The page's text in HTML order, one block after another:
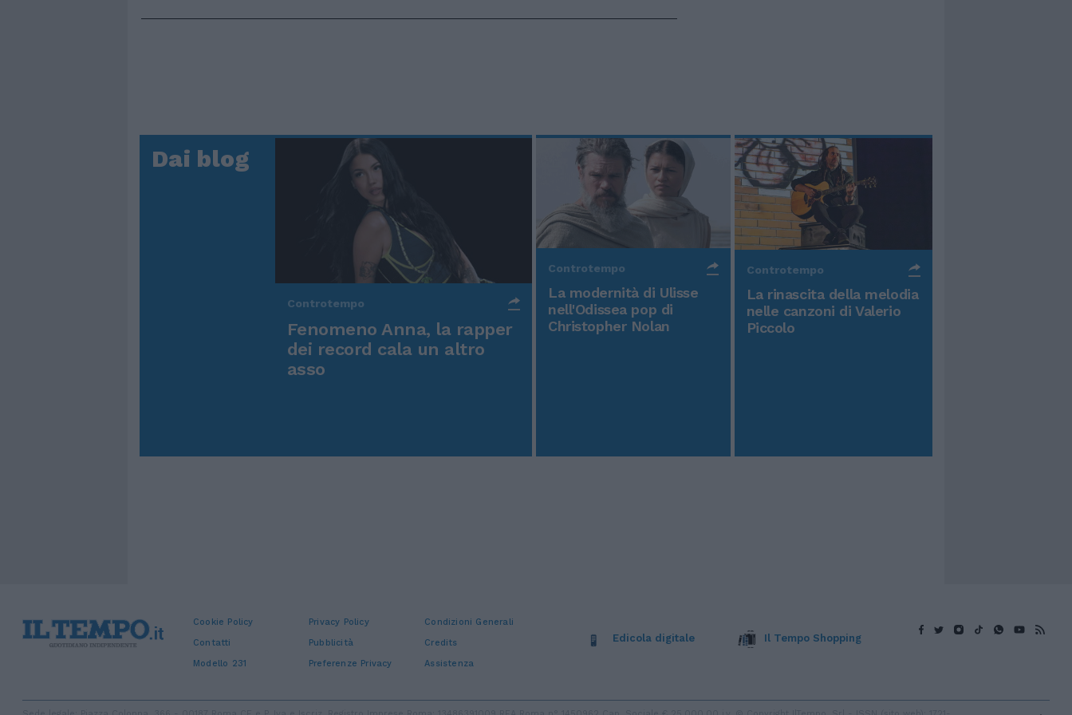
Dai blog
Controtempo
Fenomeno Anna, la rapper
dei record cala un altro
asso
Controtempo
La modernità di Ulisse
nell'Odissea pop di
Christopher Nolan
Controtempo
La rinascita della melodia
nelle canzoni di Valerio
Piccolo
Cookie Policy Privacy Policy
Condizioni Generali
Contatti
Pubblicità
Credits
Modello 231
Preferenze Privacy Assistenza
Edicola digitale Il Tempo Shopping